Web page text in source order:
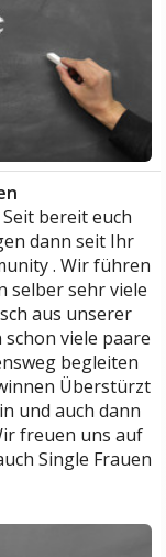
bereit euch
dann seit Ihr
. Wir führen
selber sehr viele
aus unserer
viele paare
begleiten
Überstürzt
und auch dann
freuen uns auf
Single Frauen